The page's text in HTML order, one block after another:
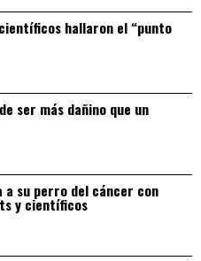
hallaron el “punto
ser más dañino que un
a su perro del cáncer con
y científicos